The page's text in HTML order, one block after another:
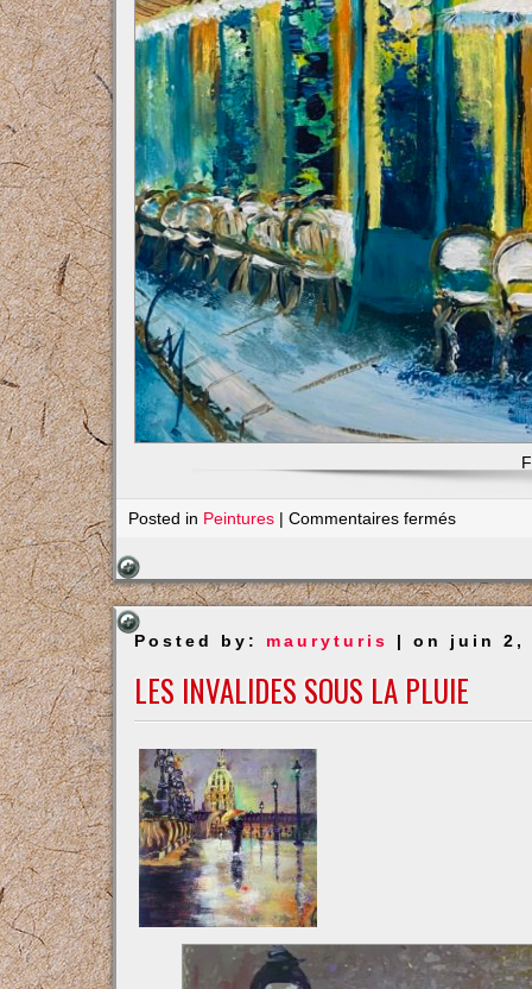
Posted in Peintures |Commentaires ferméssur
Posted by: mauryturis | on juin 2,
LES INVALIDES SOUS LA PLUIE